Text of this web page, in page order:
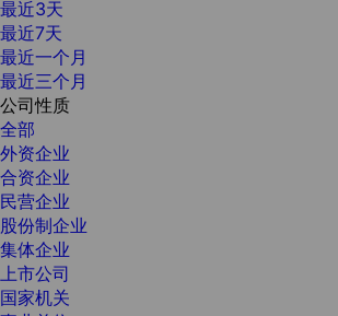
最近3天
最近7天
最近一个月
最近三个月
公司性质
全部
外资企业
合资企业
民营企业
股份制企业
集体企业
上市公司
国家机关